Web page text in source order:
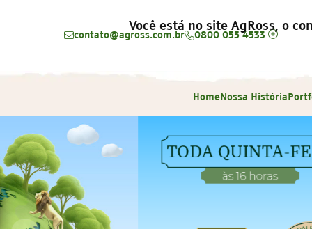
contato@agross.com.br 0800 055 4533
Home Nossa História
Você está no site AgRoss, o